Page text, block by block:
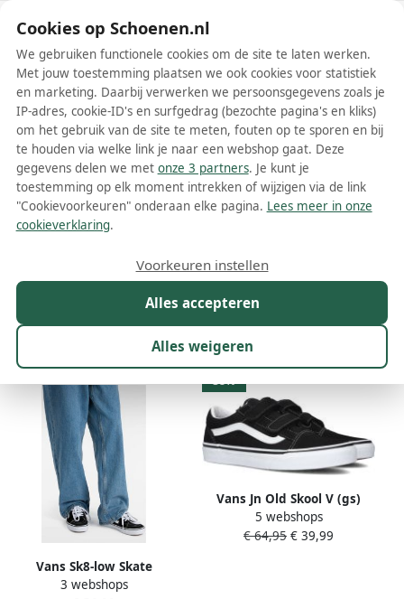
Schoenen.nl
Wis filters Alle filters
Vans lage sneakers
Meer lezen
Model Kleur
1.096 resultaten:
Vans Sk8-low Skate
Schoenen black true white
3 webshops
38%
Vans Jn Old Skool V (gs)
Skate Schoenen black true
white maat: 36 beschikbare
5 webshops
€ 64,95 € 39,99
Cookies op Schoenen.nl
We gebruiken functionele cookies om de site te laten werken.
Met jouw toestemming plaatsen we ook cookies voor statistiek
en marketing. Daarbij verwerken we persoonsgegevens zoals je
IP-adres, cookie-ID's en surfgedrag (bezochte pagina's en kliks)
om het gebruik van de site te meten, fouten op te sporen en bij
te houden via welke link je naar een webshop gaat. Deze
gegevens delen we met onze 3 partners. Je kunt je
toestemming op elk moment intrekken of wijzigen via de link
"Cookievoorkeuren" onderaan elke pagina. Lees meer in onze
cookieverklaring.
Alles accepteren
Alles weigeren
Voorkeuren instellen